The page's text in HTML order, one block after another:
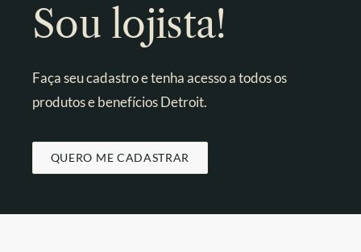
Sou lojista!
Faça seu cadastro e tenha acesso a todos os
produtos e benefícios Detroit.
QUERO ME CADASTRAR